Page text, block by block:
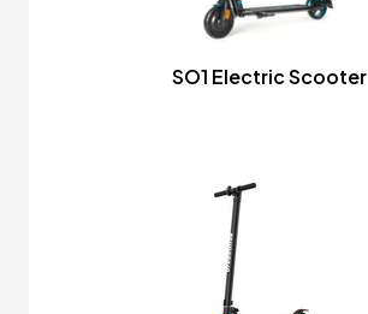
SO1 Electric Scooter